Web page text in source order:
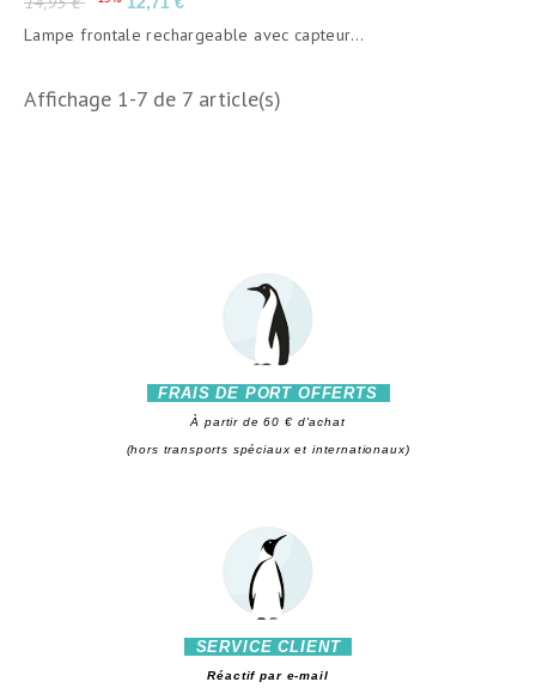
de
base
Lampe frontale rechargeable avec capteur...
Affichage 1-7 de 7 article(s)
FRAIS DE PORT OFFERTS
À partir de 60 € d'achat
(hors transports spéciaux et internationaux)
SERVICE CLIENT
Réactif par e-mail